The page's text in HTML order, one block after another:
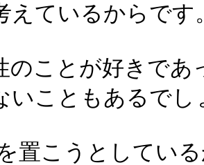
えているからで
のことが好きで
いこともあるでし
置こうとしてい